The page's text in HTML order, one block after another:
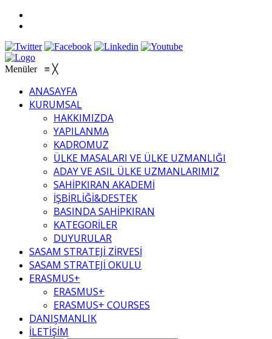
Menüler ≡ ╳
ANASAYFA
KURUMSAL
HAKKIMIZDA
YAPILANMA
KADROMUZ
ÜLKE MASALARI VE ÜLKE UZMANLIĞI
ADAY VE ASIL ÜLKE UZMANLARIMIZ
SAHİPKIRAN AKADEMİ
İŞBİRLİĞİ&DESTEK
BASINDA SAHİPKIRAN
KATEGORİLER
DUYURULAR
SASAM STRATEJİ ZİRVESİ
SASAM STRATEJİ OKULU
ERASMUS+
ERASMUS+
ERASMUS+ COURSES
DANIŞMANLIK
İLETİŞİM